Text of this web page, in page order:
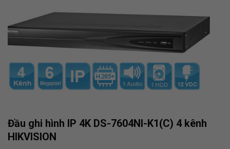
Đầu ghi hình IP 4K DS-7604NI-K1(C) 4 kênh
HIKVISION